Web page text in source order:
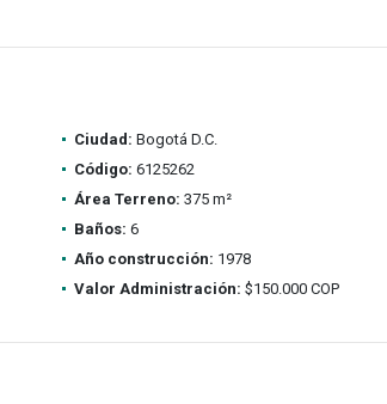
Ciudad: Bogotá D.C.
Código: 6125262
Área Terreno: 375 m²
Baños: 6
Año construcción: 1978
Valor Administración: $150.000 COP